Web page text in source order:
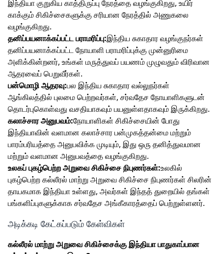
இந்தியா குறுகிய காத்திருப்பு நேரத்தை வழங்குகிறது, உயிர்
காக்கும் சிகிச்சைகளுக்கு சரியான நேரத்தில் அணுகலை
வழங்குகிறது.
தனிப்பயனாக்கப்பட்ட பராமரிப்பு:இந்திய சுகாதார வழங்குநர்கள்
தனிப்பயனாக்கப்பட்ட நோயாளி பராமரிப்புக்கு முன்னுரிமை
அளிக்கின்றனர், உங்கள் மருத்துவப் பயணம் முழுவதும் விரிவான
ஆதரவைப் பெறுவீர்கள்.
பன்மொழி ஆதரவு:பல இந்திய சுகாதார வல்லுநர்கள்
ஆங்கிலத்தில் புலமை பெற்றவர்கள், சர்வதேச நோயாளிகளுடன்
தொடர்புகொள்வது வசதியாகவும் பயனுள்ளதாகவும் இருக்கிறது.
கலாச்சார அனுபவம்:நோயாளிகள் சிகிச்சையின் போது
இந்தியாவின் வளமான கலாச்சார பன்முகத்தன்மை மற்றும்
பாரம்பரியத்தை அனுபவிக்க முடியும், இது ஒரு தனித்துவமான
மற்றும் வளமான அனுபவத்தை வழங்குகிறது.
உலகப் புகழ்பெற்ற அறுவை சிகிச்சை நிபுணர்கள்:உலகில்
புகழ்பெற்ற கல்லீரல் மாற்று அறுவை சிகிச்சை நிபுணர்கள் சிலரின்
தாயகமாக இந்தியா உள்ளது, அவர்கள் இந்தத் துறையில் தங்கள்
பங்களிப்புகளுக்காக சர்வதேச அங்கீகாரத்தைப் பெற்றுள்ளனர்.
அடிக்கடி கேட்கப்படும் கேள்விகள்
கல்லீரல் மாற்று அறுவை சிகிச்சைக்கு இந்தியா பாதுகாப்பான